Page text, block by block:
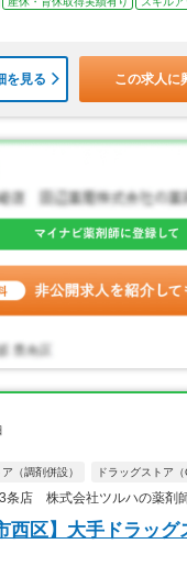
を見る この求人に
（調剤併設） ドラッグストア（
条店 株式会社ツルハの薬剤
西区】大手ドラッ